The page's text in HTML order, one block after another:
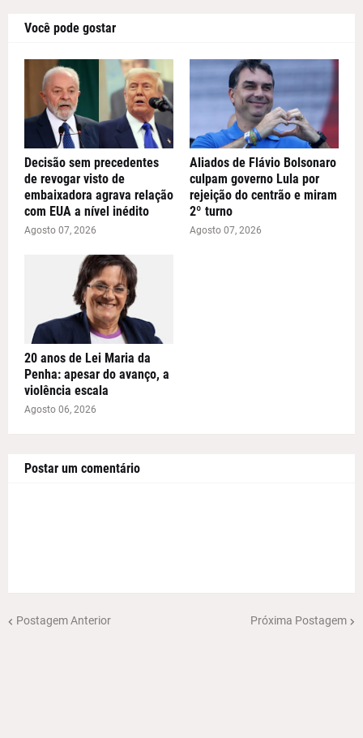
Você pode gostar
Decisão sem precedentes
de revogar visto de
embaixadora agrava relação
com EUA a nível inédito
Agosto 07, 2026
Aliados de Flávio Bolsonaro
culpam governo Lula por
rejeição do centrão e miram
2º turno
Agosto 07, 2026
20 anos de Lei Maria da
Penha: apesar do avanço, a
violência escala
Agosto 06, 2026
Postar um comentário
Postagem Anterior Próxima Postagem